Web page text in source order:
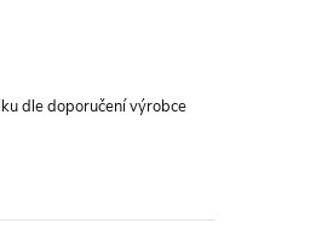
dle doporučení výrobce